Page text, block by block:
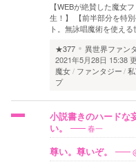
【WEBが絶賛した魔女
生！】 【前半部分を特
ト。無詠唱魔術を使え
★377
異世界ファン
2021年5月28日 15:38
魔女
ファンタジー
プ
小説書きのハードな
い。
春一
尊い。尊いぞ。